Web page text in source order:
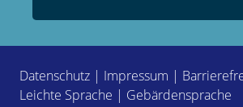
Datenschutz | Impressum |
Leichte Sprache | Gebärdensprache